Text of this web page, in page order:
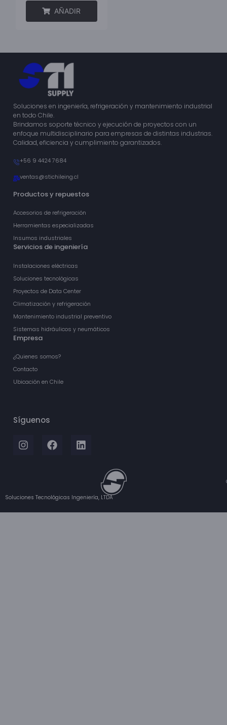
AÑADIR
Soluciones en ingeniería, refrigeración y mantenimiento industrial
en todo Chile.
Brindamos soporte técnico y ejecución de proyectos con un
enfoque multidisciplinario para empresas de distintas industrias.
Calidad, eficiencia y cumplimiento garantizados.
+56 9 4424 7684
ventas@stichileing.cl
Productos y repuestos
Accesorios de refrigeración
Herramientas especializadas
Insumos industriales
Servicios de ingeniería
Instalaciones eléctricas
Soluciones tecnológicas
Proyectos de Data Center
Climatización y refrigeración
Mantenimiento industrial preventivo
Sistemas hidráulicos y neumáticos
Empresa
¿Quienes somos?
Contacto
Ubicación en Chile
Síguenos
Soluciones Tecnológicas Ingeniería, LTDA